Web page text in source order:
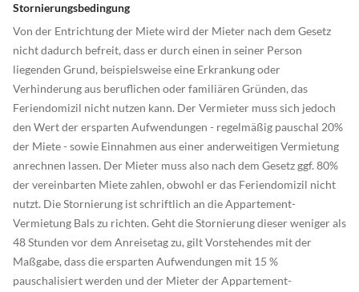
Stornierungsbedingung
Von der Entrichtung der Miete wird der Mieter nach dem Gesetz
nicht dadurch befreit, dass er durch einen in seiner Person
liegenden Grund, beispielsweise eine Erkrankung oder
Verhinderung aus beruflichen oder familiären Gründen, das
Feriendomizil nicht nutzen kann. Der Vermieter muss sich jedoch
den Wert der ersparten Aufwendungen - regelmäßig pauschal 20%
der Miete - sowie Einnahmen aus einer anderweitigen Vermietung
anrechnen lassen. Der Mieter muss also nach dem Gesetz ggf. 80%
der vereinbarten Miete zahlen, obwohl er das Feriendomizil nicht
nutzt. Die Stornierung ist schriftlich an die Appartement-
Vermietung Bals zu richten. Geht die Stornierung dieser weniger als
48 Stunden vor dem Anreisetag zu, gilt Vorstehendes mit der
Maßgabe, dass die ersparten Aufwendungen mit 15 %
pauschalisiert werden und der Mieter der Appartement-